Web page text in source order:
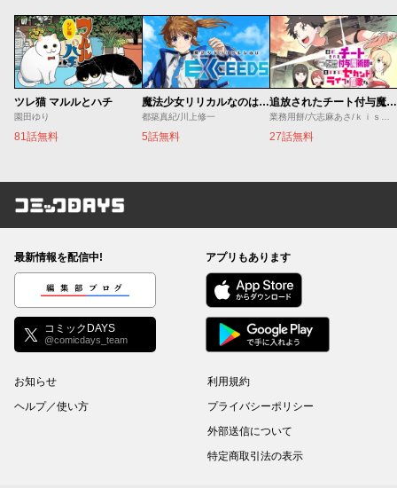
ツレ猫 マルルとハチ
園田ゆり
81話無料
魔法少女リリカルなのは EXCEEDS
都築真紀/川上修一
5話無料
追放されたチート付与魔術師は気ままなセカンドライフを謳歌する。 ～俺は武器だけじゃなく、あらゆるものに『強化ポイント』を付与できるし、俺の意思でいつでも効果を解除できるけど、残った人たち大丈夫？～
27話無料
コミックDAYS
最新情報を配信中!
編集部ブログ
コミックDAYS
@comicdays_team
アプリもあります
お知らせ
ヘルプ／使い方
利用規約
プライバシーポリシー
外部送信について
特定商取引法の表示